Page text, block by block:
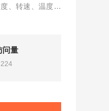
、转速、温度、
问量
224